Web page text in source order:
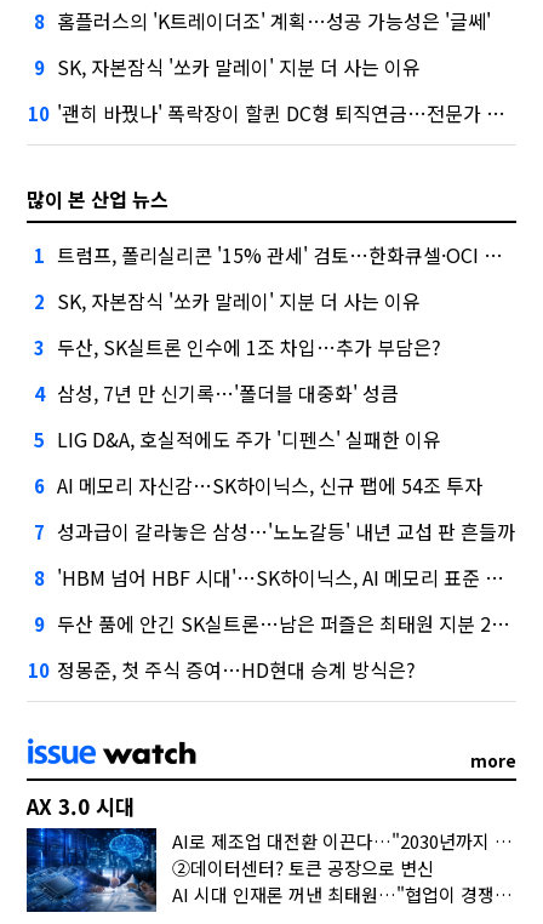
8 홈플러스의 'K트레이더조' 계획…성공 가능성은 '글쎄'
9 SK, 자본잠식 '쏘카 말레이' 지분 더 사는 이유
10 '괜히 바꿨나' 폭락장이 할퀸 DC형 퇴직연금…전문가 조언은
많이 본 산업 뉴스
1 트럼프, 폴리실리콘 '15% 관세' 검토…한화큐셀·OCI 영향은?
2 SK, 자본잠식 '쏘카 말레이' 지분 더 사는 이유
3 두산, SK실트론 인수에 1조 차입…추가 부담은?
4 삼성, 7년 만 신기록…'폴더블 대중화' 성큼
5 LIG D&A, 호실적에도 주가 '디펜스' 실패한 이유
6 AI 메모리 자신감…SK하이닉스, 신규 팹에 54조 투자
7 성과급이 갈라놓은 삼성…'노노갈등' 내년 교섭 판 흔들까
8 'HBM 넘어 HBF 시대'…SK하이닉스, AI 메모리 표준 선점 나섰다
9 두산 품에 안긴 SK실트론…남은 퍼즐은 최태원 지분 29.4%
10 정몽준, 첫 주식 증여…HD현대 승계 방식은?
more
AX 3.0 시대
AI로 제조업 대전환 이끈다…"2030년까지 민관합동 20조 투자"
②데이터센터? 토큰 공장으로 변신
AI 시대 인재론 꺼낸 최태원…"협업이 경쟁력"